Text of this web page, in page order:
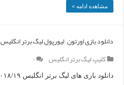
مشاهده ادامه »
دانلود بازی اورتون – لیورپول لیگ برتر انگلیس
کلیپ,لیگ برتر انگلیس ۰
دانلود بازی های لیگ برتر انگلیس ۲۰۱۸/۱۹ اورتون – لیورپول